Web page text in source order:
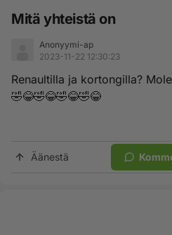
Mitä yhteistä on
Anonyymi-ap
2023-11-22 12:30:23
Renaultilla ja kortongilla?
🤣😂🤣😂🤣😂🤣😂
Äänestä